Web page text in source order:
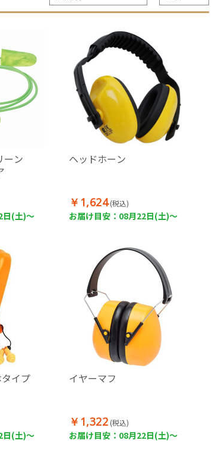
ーン
日(土)～
ヘッドホーン
￥1,624 (税込)
お届け目安：08月22日(土)～
イプ
日(土)～
イヤーマフ
￥1,322 (税込)
お届け目安：08月22日(土)～